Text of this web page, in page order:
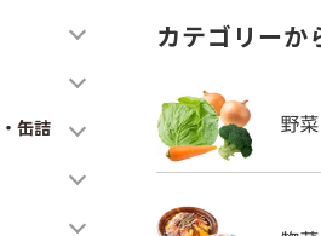
缶詰
カテゴリーか